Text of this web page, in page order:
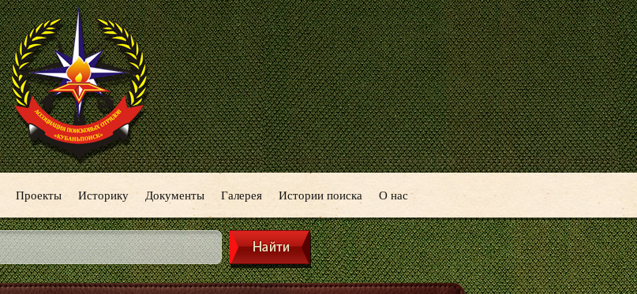
Проекты Историку Документы Галерея Истории поиска О нас